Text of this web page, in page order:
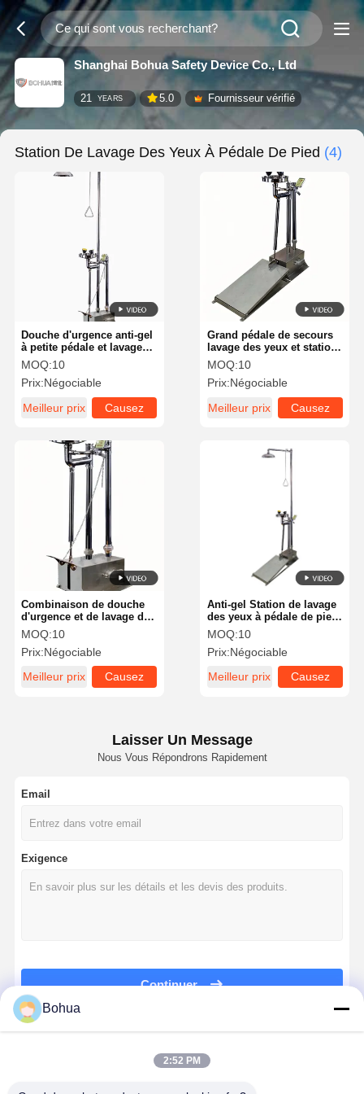
Shanghai Bohua Safety Device Co., Ltd
21 YEARS 5.0 Fournisseur vérifié
Station De Lavage Des Yeux À Pédale De Pied (4)
Douche d'urgence anti-gel
à petite pédale et lavage
des yeux en acier
inoxydable BH30-5012A
MOQ:10
Prix:Négociable
Meilleur prix
Causez
Grand pédale de secours
lavage des yeux et station
de douche anti gel BH32-
5012
MOQ:10
Prix:Négociable
Meilleur prix
Causez
Combinaison de douche
d'urgence et de lavage des
yeux en acier inoxydable
MOQ:10
Prix:Négociable
Meilleur prix
Causez
Anti-gel Station de lavage
des yeux à pédale de pied
de grande taille Sécurité
d'urgence Douche et
lavage des yeux
MOQ:10
Prix:Négociable
Meilleur prix
Causez
Laisser Un Message
Nous Vous Répondrons Rapidement
Email
Exigence
Continuer
Bohua
2:52 PM